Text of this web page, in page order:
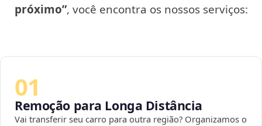
próximo”, você encontra os nossos serviços:
01
Remoção para Longa Distância
Vai transferir seu carro para outra região? Organizamos o